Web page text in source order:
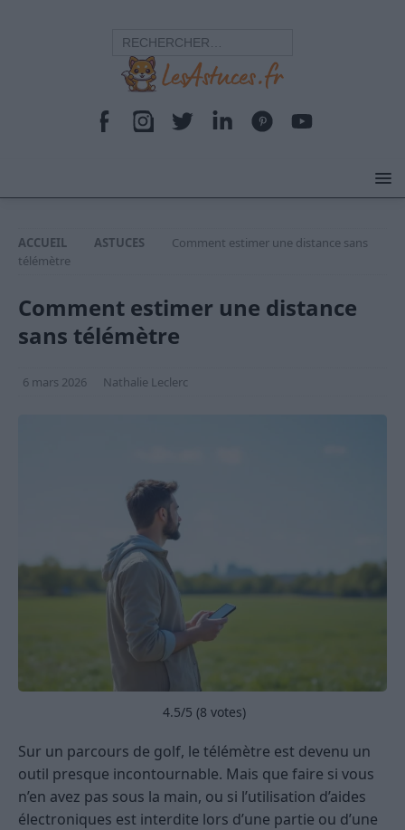
ACCUEIL ASTUCES
Comment estimer une distance sans
télémètre
Comment estimer une distance
sans télémètre
6 mars 2026 Nathalie Leclerc
4.5/5 (8 votes)
Sur un parcours de golf, le télémètre est devenu un
outil presque incontournable. Mais que faire si vous
n’en avez pas sous la main, ou si l’utilisation d’aides
électroniques est interdite lors d’une partie ou d’une